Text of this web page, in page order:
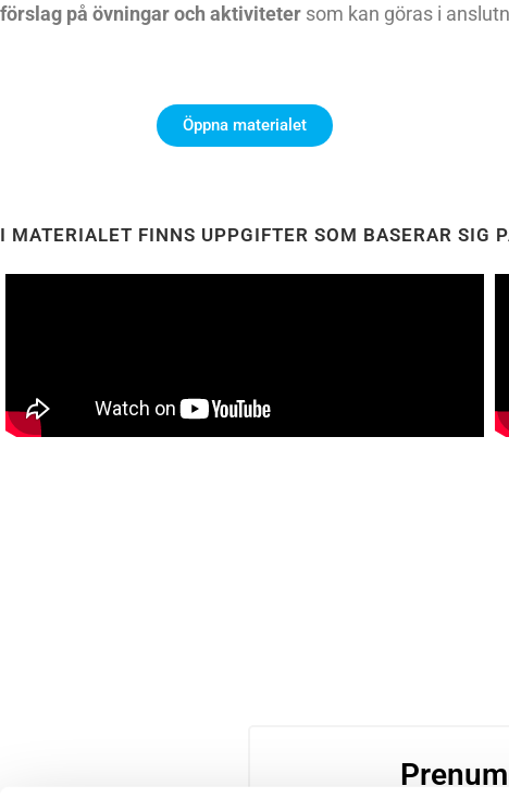
förslag på övningar och aktiviteter som kan göras i
Öppna materialet
I MATERIALET FINNS UPPGIFTER SOM BASERAR SIG